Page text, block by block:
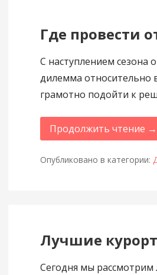
Где провести
С наступлением сезона
дилемма относительно
грамотно подойти к
Продолжить чтение →
Опубликовано в категории:
Лучшие
Сегодня мы рассмотрим